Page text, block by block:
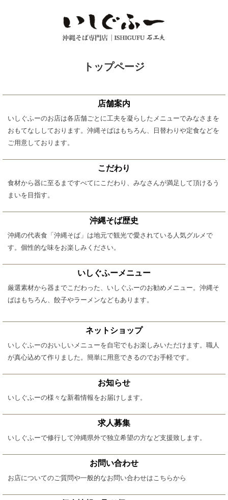
トップページ
店舗案内
いしぐふーのお店は各店舗ごとに工夫を凝らしたメニューでみなさまを
おもてなししております。沖縄そばはもちろん、日替わりや定食などを
ご用意しております。
こだわり
食材から器に至るまですべてにこだわり、みなさんが満足して頂けるう
まいを目指す。
沖縄そば歴史
沖縄の代表食「沖縄そば」は地元で観光で愛されている人気グルメで
す。個性的な味をお楽しみください。
いしぐふーメニュー
厳選素材から器までこだわった、いしぐふーのお勧めメニュー。沖縄そ
ばはもちろん、餃子やラーメンなどもあります。
ネットショップ
いしぐふーのおいしいメニューを自宅でもお楽しみいただけます。職人
が真心込めて作りました。簡単に用意できるのでお手軽です。
お知らせ
いしぐふーの様々な新着情報をお届けします。
求人募集
いしぐふーで修行して沖縄県外で独立希望の方など支援致します。
お問い合わせ
お店についてのご質問や一般的なお問い合わせはこちらから